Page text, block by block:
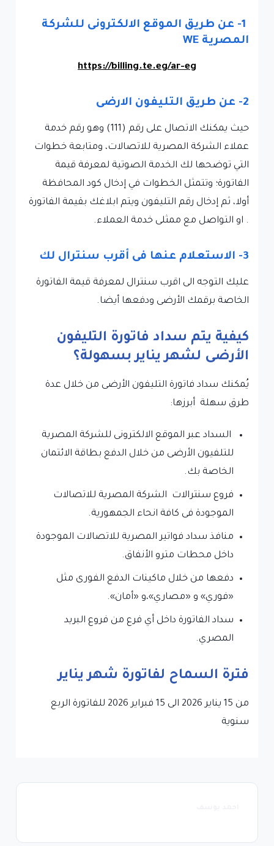
1- عن طريق الموقع الالكترونى للشركة
المصرية WE
https://billing.te.eg/ar-eg
2- عن طريق التليفون الارضى
حيث يمكنك الاتصال على رقم (111) وهو رقم خدمة
عملاء الشركة المصرية للاتصالات، ومتابعة خطوات
التي توضحها لك الخدمة الصوتية لمعرفة قيمة
الفاتورة؛ وتتمثل الخطوات في إدخال كود المحافظة
أولا، ثم إدخال رقم التليفون ويتم ابلاغك بقيمة الفاتورة
. او التواصل مع ممثلى خدمة العملاء.
3- الاستعلام عنها فى أقرب سنترال لك
عليك التوجه الى اقرب سنترال لمعرفة قيمة الفاتورة
الخاصة برقمك الأرضى ودفعها أيضا.
كيفية يتم سداد فاتورة التليفون
الأرضى لشهر يناير بسهولة؟
يُمكنك سداد فاتورة التليفون الأرضى من خلال عدة
طرق سهلة أبرزها:
السداد عبر الموقع الالكترونى للشركة المصرية
للتلفيون الأرضى من خلال الدفع بطاقة الائتمان
الخاصة بك.
فروع سنترالات الشركة المصرية للاتصالات
الموجودة فى كافة انحاء الجمهورية.
منافذ سداد فواتير المصرية للاتصالات الموجودة
داخل محطات مترو الأنفاق.
دفعها من خلال ماكينات الدفع الفورى مثل
«فوري» و «مصاري»،و «أمان».
سداد الفاتورة داخل أي فرع من فروع البريد
المصري.
فترة السماح لفاتورة شهر يناير
من 15 يناير 2026 الى 15 فبراير 2026 للفاتورة الربع
سنوية